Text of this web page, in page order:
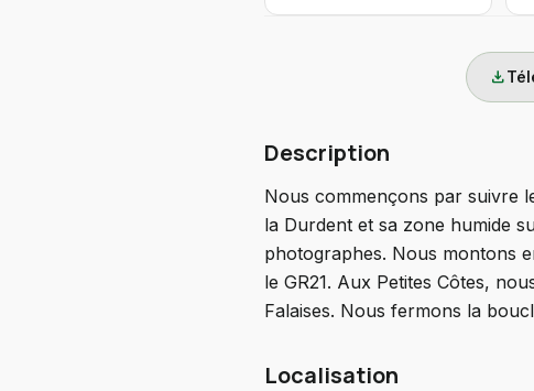
download
Description
Nous commençons par suivre
la Durdent et sa zone humide
photographes. Nous montons
le GR21. Aux Petites Côtes,
Falaises. Nous fermons la
Localisation